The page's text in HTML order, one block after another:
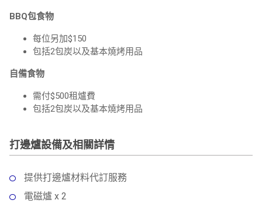
BBQ包食物
每位另加$150
包括2包炭以及基本燒烤用品
自備食物
需付$500租爐費
包括2包炭以及基本燒烤用品
打邊爐設備及相關詳情
提供打邊爐材料代訂服務
電磁爐 x 2